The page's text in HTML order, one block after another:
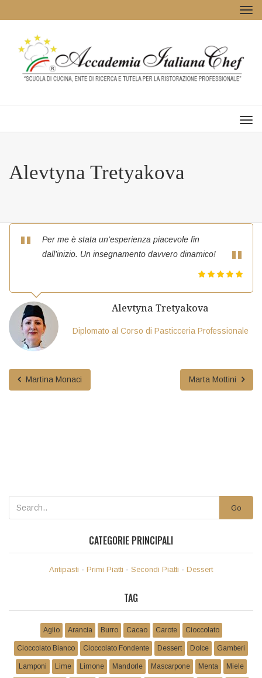
Alevtyna Tretyakova
Per me è stata un’esperienza piacevole fin
dall’inizio. Un insegnamento davvero dinamico!
Alevtyna Tretyakova
Diplomato al Corso di Pasticceria Professionale
Martina Monaci Marta Mottini
Go
CATEGORIE PRINCIPALI
Antipasti - Primi Piatti - Secondi Piatti - Dessert
TAG
Aglio Arancia Burro Cacao Carote Cioccolato
Cioccolato Bianco Cioccolato Fondente Dessert Dolce Gamberi
Lamponi Lime Limone Mandorle Mascarpone Menta Miele